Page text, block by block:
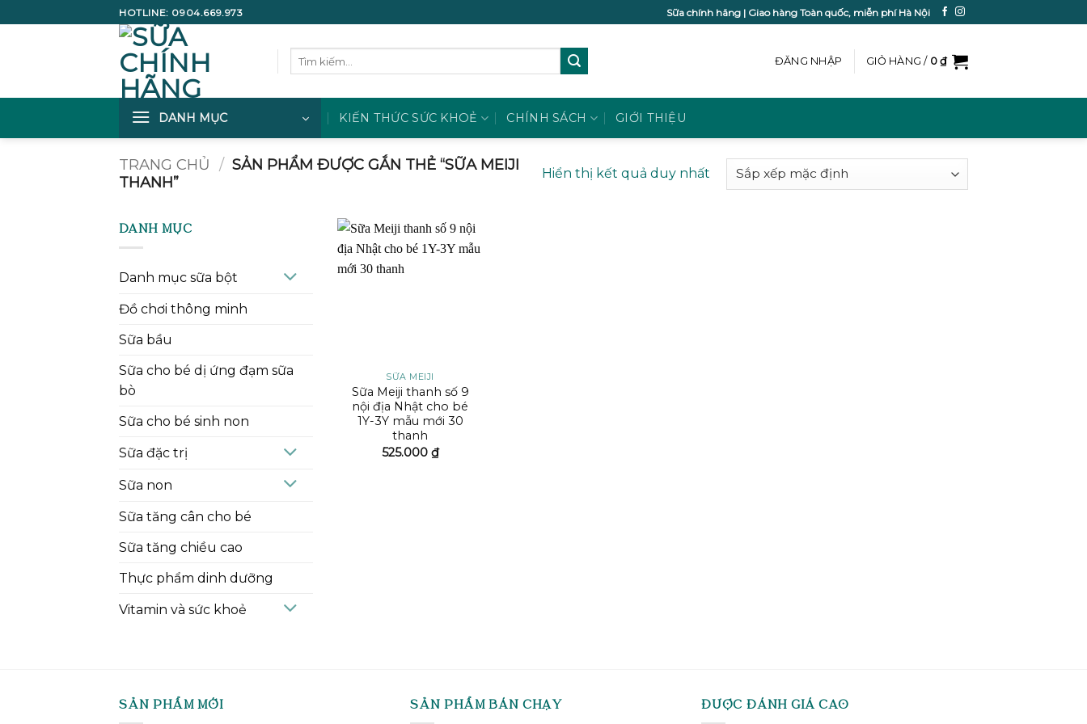
qua
HOTLINE: 0904.669.973 Sữa chính hãng | Giao hàng Toàn quốc, miễn phí Hà Nội
ĐĂNG NHẬP GIỎ HÀNG / 0₫
DANH MỤC KIẾN THỨC SỨC KHOẺ CHÍNH SÁCH GIỚI THIỆU
TRANG CHỦ / SẢN PHẨM ĐƯỢC GẮN THẺ “SỮA MEIJI
THANH”
Hiển thị kết quả duy nhất
DANH MỤC
Danh mục sữa bột
Đồ chơi thông minh
Sữa bầu
Sữa cho bé dị ứng đạm sữa
bò
Sữa cho bé sinh non
Sữa đặc trị
Sữa non
Sữa tăng cân cho bé
Sữa tăng chiều cao
Thực phẩm dinh dưỡng
Vitamin và sức khoẻ
SỮA MEIJI
Sữa Meiji thanh số 9
nội địa Nhật cho bé
1Y-3Y mẫu mới 30
thanh
525.000 ₫
SẢN PHẨM MỚI SẢN PHẨM BÁN CHẠY ĐƯỢC ĐÁNH GIÁ CAO